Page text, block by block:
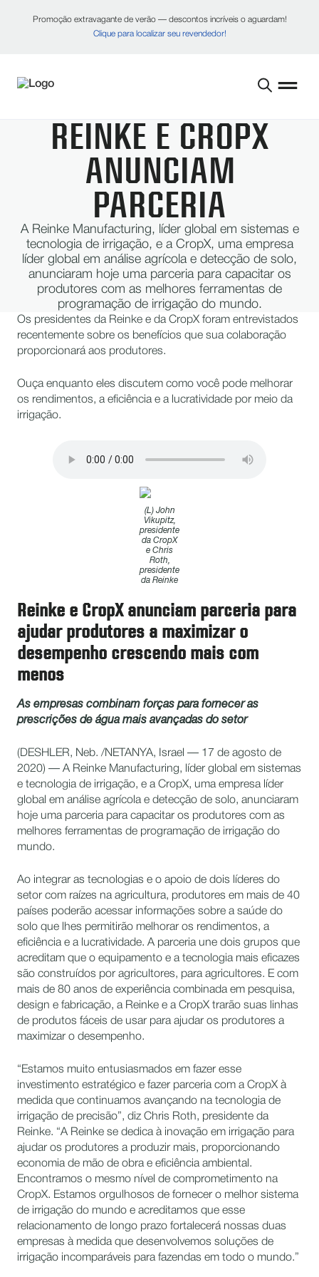
Promoção extravagante de verão — descontos incríveis o aguardam!
Clique para localizar seu revendedor!
REINKE E CROPX
ANUNCIAM
PARCERIA
A Reinke Manufacturing, líder global em sistemas e
tecnologia de irrigação, e a CropX, uma empresa
líder global em análise agrícola e detecção de solo,
anunciaram hoje uma parceria para capacitar os
produtores com as melhores ferramentas de
programação de irrigação do mundo.
Os presidentes da Reinke e da CropX foram entrevistados
recentemente sobre os benefícios que sua colaboração
proporcionará aos produtores.
Ouça enquanto eles discutem como você pode melhorar
os rendimentos, a eficiência e a lucratividade por meio da
irrigação.
(L) John
Vikupitz,
presidente
da CropX
e Chris
Roth,
presidente
da Reinke
Reinke e CropX anunciam parceria para
ajudar produtores a maximizar o
desempenho crescendo mais com
menos
As empresas combinam forças para fornecer as
prescrições de água mais avançadas do setor
(DESHLER, Neb. /NETANYA, Israel — 17 de agosto de
2020) — A Reinke Manufacturing, líder global em sistemas
e tecnologia de irrigação, e a CropX, uma empresa líder
global em análise agrícola e detecção de solo, anunciaram
hoje uma parceria para capacitar os produtores com as
melhores ferramentas de programação de irrigação do
mundo.
Ao integrar as tecnologias e o apoio de dois líderes do
setor com raízes na agricultura, produtores em mais de 40
países poderão acessar informações sobre a saúde do
solo que lhes permitirão melhorar os rendimentos, a
eficiência e a lucratividade. A parceria une dois grupos que
acreditam que o equipamento e a tecnologia mais eficazes
são construídos por agricultores, para agricultores. E com
mais de 80 anos de experiência combinada em pesquisa,
design e fabricação, a Reinke e a CropX trarão suas linhas
de produtos fáceis de usar para ajudar os produtores a
maximizar o desempenho.
“Estamos muito entusiasmados em fazer esse
investimento estratégico e fazer parceria com a CropX à
medida que continuamos avançando na tecnologia de
irrigação de precisão”, diz Chris Roth, presidente da
Reinke. “A Reinke se dedica à inovação em irrigação para
ajudar os produtores a produzir mais, proporcionando
economia de mão de obra e eficiência ambiental.
Encontramos o mesmo nível de comprometimento na
CropX. Estamos orgulhosos de fornecer o melhor sistema
de irrigação do mundo e acreditamos que esse
relacionamento de longo prazo fortalecerá nossas duas
empresas à medida que desenvolvemos soluções de
irrigação incomparáveis para fazendas em todo o mundo.”